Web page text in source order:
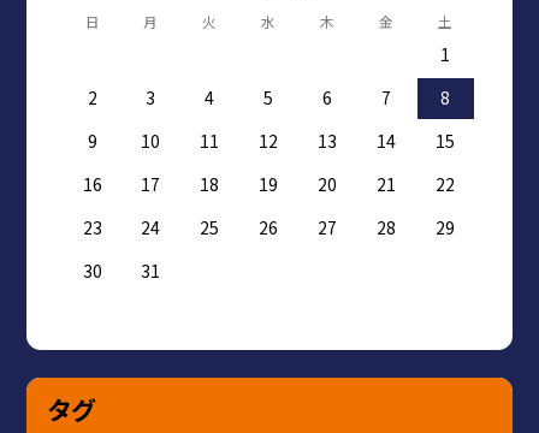
日 月 火 水 木 金 土
1
2
3 4 5 6 7
8
9
10 11 12 13 14
15
16
17 18 19 20 21
22
23
24 25 26 27 28
29
30
31
タグ